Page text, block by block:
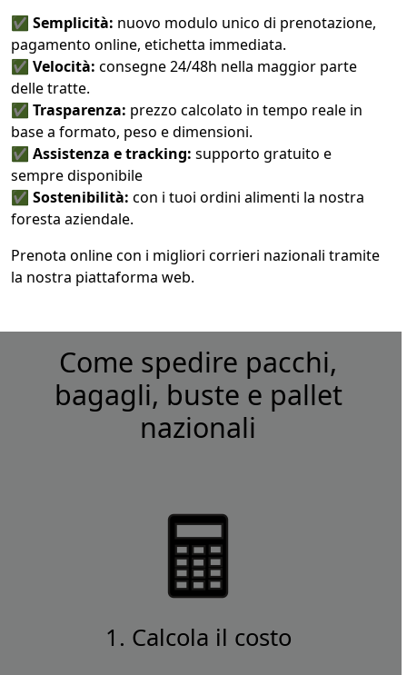
✅ Semplicità: nuovo modulo unico di prenotazione,
pagamento online, etichetta immediata.
✅ Velocità: consegne 24/48h nella maggior parte
delle tratte.
✅ Trasparenza: prezzo calcolato in tempo reale in
base a formato, peso e dimensioni.
✅ Assistenza e tracking: supporto gratuito e
sempre disponibile
✅ Sostenibilità: con i tuoi ordini alimenti la nostra
foresta aziendale.
Prenota online con i migliori corrieri nazionali tramite
la nostra piattaforma web.
Come spedire pacchi,
bagagli, buste e pallet
nazionali
1. Calcola il costo